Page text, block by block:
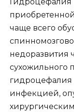
чаще всего
недоразвития
сухожильного
гидроцефалия
инфекцией,